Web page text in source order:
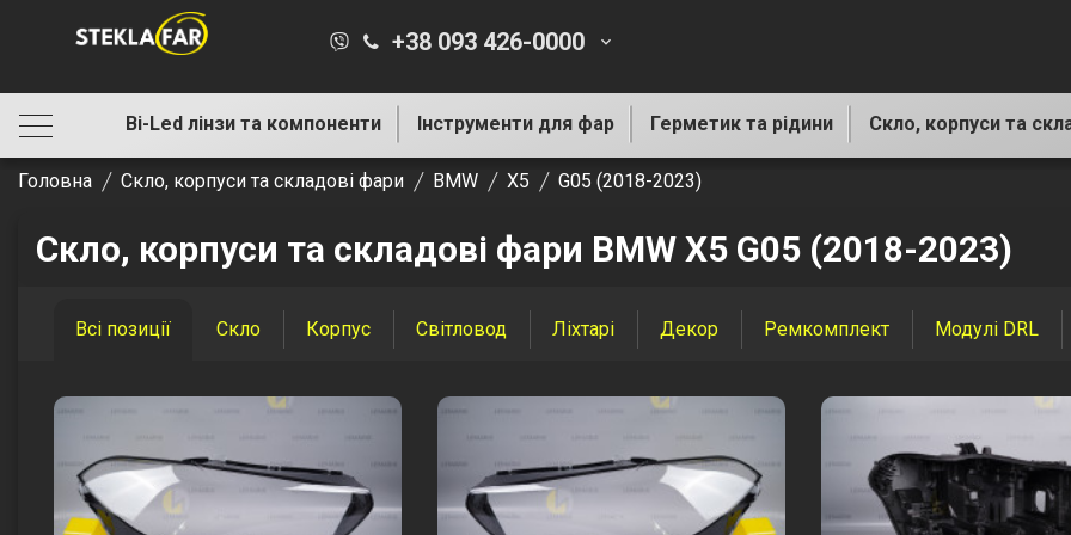
+38 093 426-0000 keyboard_arrow_down
Bi-Led лінзи та компоненти Інструменти для фар Герметик та рідини Скло, корпуси та
Головна Скло, корпуси та складові фари BMW X5 G05 (2018-2023)
Скло, корпуси та складові фари BMW X5 G05 (2018-2023)
Всі позиції Скло Корпус Світловод Ліхтарі Декор Ремкомплект Модулі DRL